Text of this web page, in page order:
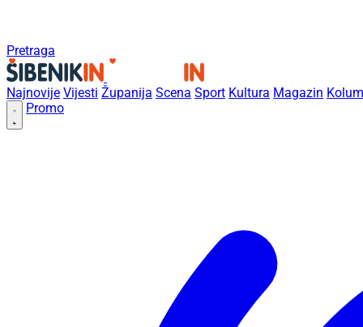
Pretraga
Najnovije Vijesti Županija Scena Sport Kultura Magazin
Promo